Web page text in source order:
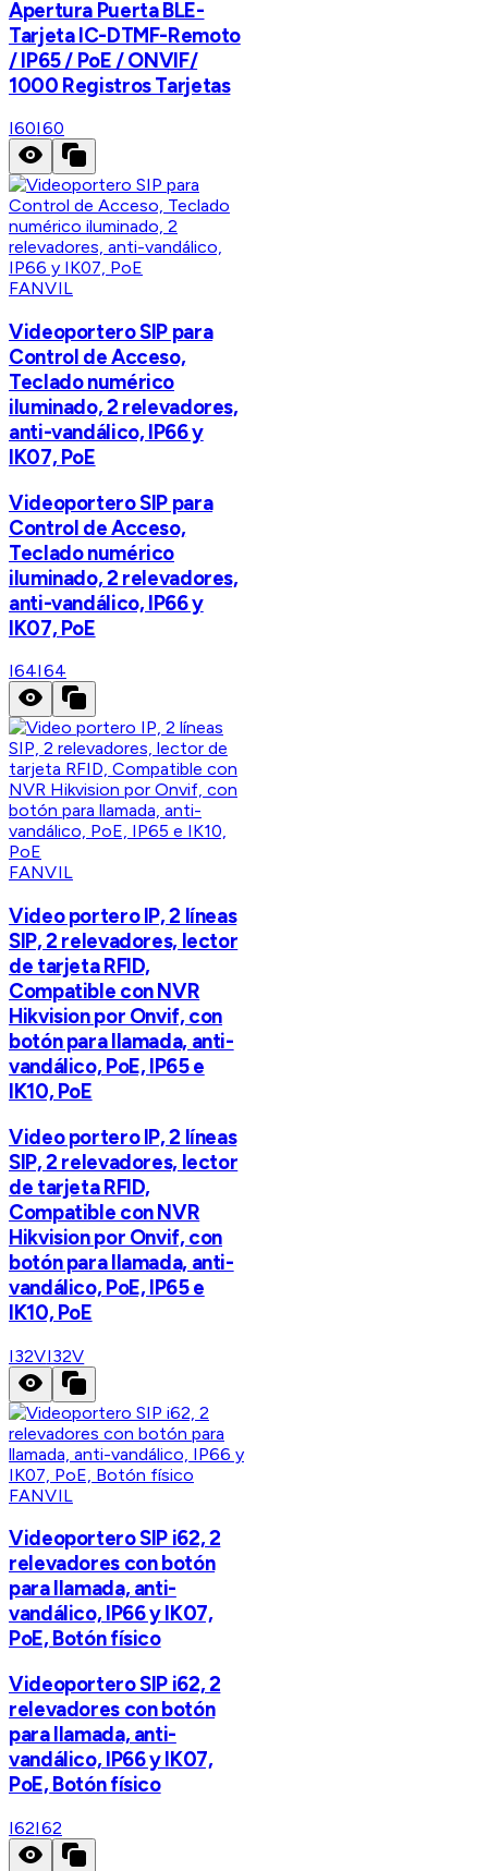
Apertura Puerta BLE-
Tarjeta IC-DTMF-Remoto
/ IP65 / PoE / ONVIF/
1000 Registros Tarjetas
I60I60
FANVIL
Videoportero SIP para
Control de Acceso,
Teclado numérico
iluminado, 2 relevadores,
anti-vandálico, IP66 y
IK07, PoE
Videoportero SIP para
Control de Acceso,
Teclado numérico
iluminado, 2 relevadores,
anti-vandálico, IP66 y
IK07, PoE
I64I64
FANVIL
Video portero IP, 2 líneas
SIP, 2 relevadores, lector
de tarjeta RFID,
Compatible con NVR
Hikvision por Onvif, con
botón para llamada, anti-
vandálico, PoE, IP65 e
IK10, PoE
Video portero IP, 2 líneas
SIP, 2 relevadores, lector
de tarjeta RFID,
Compatible con NVR
Hikvision por Onvif, con
botón para llamada, anti-
vandálico, PoE, IP65 e
IK10, PoE
I32VI32V
FANVIL
Videoportero SIP i62, 2
relevadores con botón
para llamada, anti-
vandálico, IP66 y IK07,
PoE, Botón físico
Videoportero SIP i62, 2
relevadores con botón
para llamada, anti-
vandálico, IP66 y IK07,
PoE, Botón físico
I62I62